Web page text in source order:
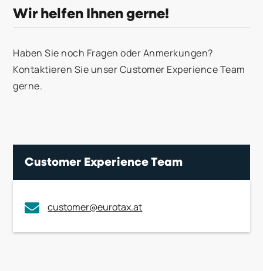
Wir helfen Ihnen gerne!
Haben Sie noch Fragen oder Anmerkungen?
Kontaktieren Sie unser Customer Experience Team
gerne.
Customer Experience Team
customer@eurotax.at